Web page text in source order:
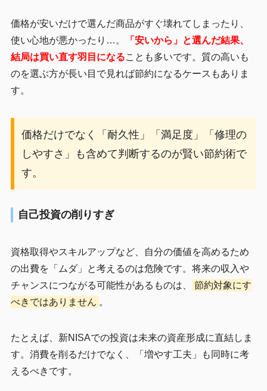
価格が安いだけで選んだ商品がすぐ壊れてしまったり、
使い心地が悪かったり…。
「安いから」と選んだ結果、
結局は買い直す羽目になることも多いです。質の高いも
のを選ぶ方が長い目で見れば節約になるケースもありま
す。
価格だけでなく「耐久性」「満足度」「修理の
しやすさ」も含めて判断するのが賢い節約術で
す。
自己投資の削りすぎ
資格取得やスキルアップなど、自分の価値を高めるため
の出費を「ムダ」と考えるのは危険です。将来の収入や
チャンスにつながる可能性があるものは、
節約対象にす
べきではありません 。
たとえば、新NISAでの投資は未来の資産形成に直結しま
す。消費を削るだけでなく、「増やす工夫」も同時に考
えるべきです。